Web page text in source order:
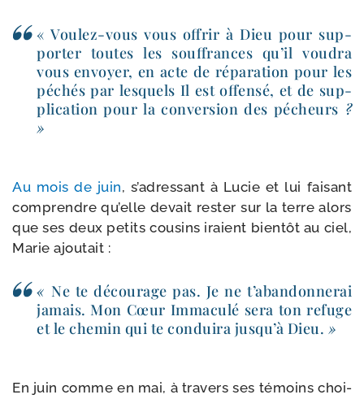
« Voulez-​vous vous offrir à Dieu pour sup­
por­ter toutes les souf­frances qu’il vou­dra
vous envoyer, en acte de répa­ra­tion pour les
péchés par les­quels Il est offen­sé, et de sup­
pli­ca­tion pour la conver­sion des pécheurs ?
»
Au mois de juin, s’adressant à Lucie et lui fai­sant
com­prendre qu’elle devait res­ter sur la terre alors
que ses deux petits cou­sins iraient bien­tôt au ciel,
Marie ajoutait :
«Ne te décou­rage pas. Je ne t’abandonnerai
jamais. Mon Cœur Immaculé sera ton refuge
et le che­min qui te condui­ra jusqu’à Dieu. »
En juin comme en mai, à tra­vers ses témoins choi­